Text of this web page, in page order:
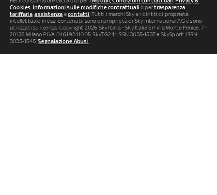
Cookies, informazioni sulle modifiche contrattuali o pertrasparenza
tariffaria,assistenza econtatti. Tutti i marchi Sky e i diritti di proprietà
intellettuale in essi contenuti, sono di proprietà di Sky international AG e sono
utilizzati su licenza. Copyright 2026 Sky Italia - Sky Italia Srl Via Monte Penice, 7 -
20138 Milano P.IVA 04619241005. SkyTG24: ISSN 3035-1537 e SkySport: ISSN
3035-1545.Segnalazione Abusi